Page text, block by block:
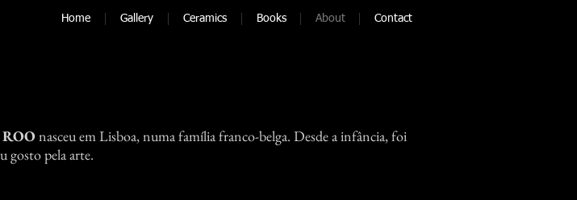
Home Gallery Ceramics Books About Contact
nasceu em Lisboa, numa família franco-belga. Desde a infância, foi
gosto pela arte.